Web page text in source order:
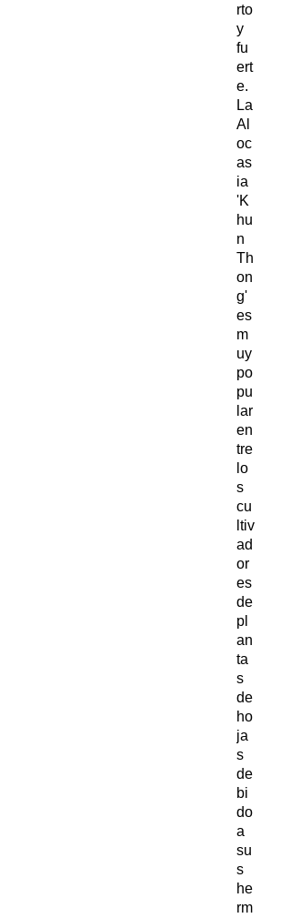
rto
y
fu
ert
e.
La
Al
oc
as
ia
'K
hu
n
Th
on
g'
es
m
uy
po
pu
lar
en
tre
lo
s
cu
ltiv
ad
or
es
de
pl
an
ta
s
de
ho
ja
s
de
bi
do
a
su
s
he
rm